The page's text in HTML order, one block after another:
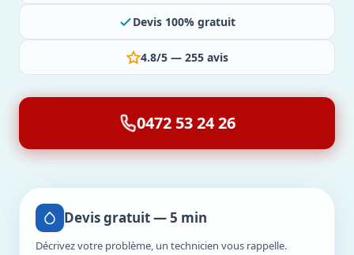
Devis 100% gratuit
4.8/5 — 255 avis
0472 53 24 26
Devis gratuit — 5 min
Décrivez votre problème, un technicien vous rappelle.